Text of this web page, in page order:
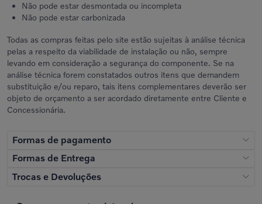
Não pode estar desmontada ou incompleta
Não pode estar carbonizada
Todas as compras feitas pelo site estão sujeitas à análise técnica
pelas a respeito da viabilidade de instalação ou não, sempre
levando em consideração a segurança do componente. Se na
análise técnica forem constatados outros itens que demandem
substituição e/ou reparo, tais itens complementares deverão ser
objeto de orçamento a ser acordado diretamente entre Cliente e
Concessionária.
Formas de pagamento
Cartão de crédito
Formas de Entrega
Receba Onde Você Estiver
Trocas e Devoluções